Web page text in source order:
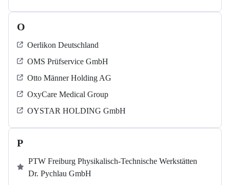
O
Oerlikon Deutschland
OMS Prüfservice GmbH
Otto Männer Holding AG
OxyCare Medical Group
OYSTAR HOLDING GmbH
P
PTW Freiburg Physikalisch-Technische Werkstätten
Dr. Pychlau GmbH